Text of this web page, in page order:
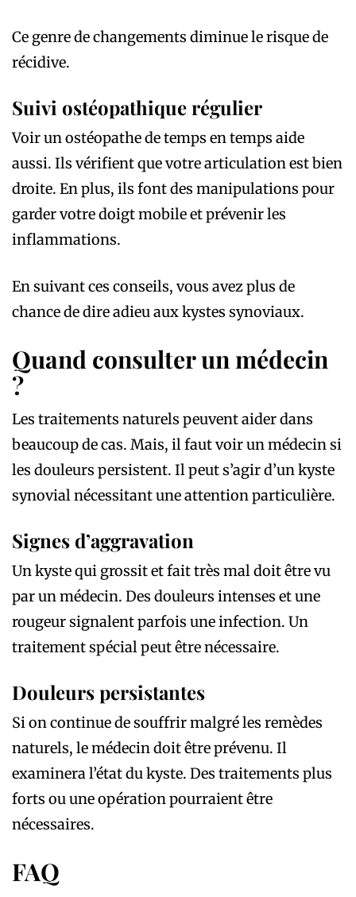
Ce genre de changements diminue le risque de
récidive.
Suivi ostéopathique régulier
Voir un ostéopathe de temps en temps aide
aussi. Ils vérifient que votre articulation est bien
droite. En plus, ils font des manipulations pour
garder votre doigt mobile et prévenir les
inflammations.
En suivant ces conseils, vous avez plus de
chance de dire adieu aux kystes synoviaux.
Quand consulter un médecin
?
Les traitements naturels peuvent aider dans
beaucoup de cas. Mais, il faut voir un médecin si
les douleurs persistent. Il peut s’agir d’un kyste
synovial nécessitant une attention particulière.
Signes d’aggravation
Un kyste qui grossit et fait très mal doit être vu
par un médecin. Des douleurs intenses et une
rougeur signalent parfois une infection. Un
traitement spécial peut être nécessaire.
Douleurs persistantes
Si on continue de souffrir malgré les remèdes
naturels, le médecin doit être prévenu. Il
examinera l’état du kyste. Des traitements plus
forts ou une opération pourraient être
nécessaires.
FAQ